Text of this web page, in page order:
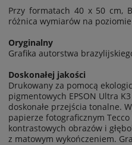
Przy formatach 40 x 50 cm,
różnica wymiarów na poziomie
Oryginalny
Grafika autorstwa
Doskonałej jakości
Drukowany za pomocą
pigmentowych EPSON Ultra
doskonałe przejścia tonalne.
papierze fotograficznym
kontrastowych obrazów i
z matowym wykończeniem.